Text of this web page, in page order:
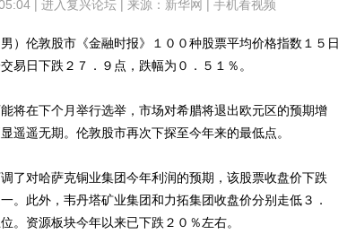
| 进入复兴论坛| 来源：新华网 | 手机看视频
伦敦股市《金融时报》１００种股票平均价格指数１５日
易日下跌２７．９点，跌幅为０．５１％。
在下个月举行选举，市场对希腊将退出欧元区的预期增
遥遥无期。伦敦股市再次下探至今年来的最低点。
对哈萨克铜业集团今年利润的预期，该股票收盘价下跌
。此外，韦丹塔矿业集团和力拓集团收盘价分别走低３．
。资源板块今年以来已下跌２０％左右。